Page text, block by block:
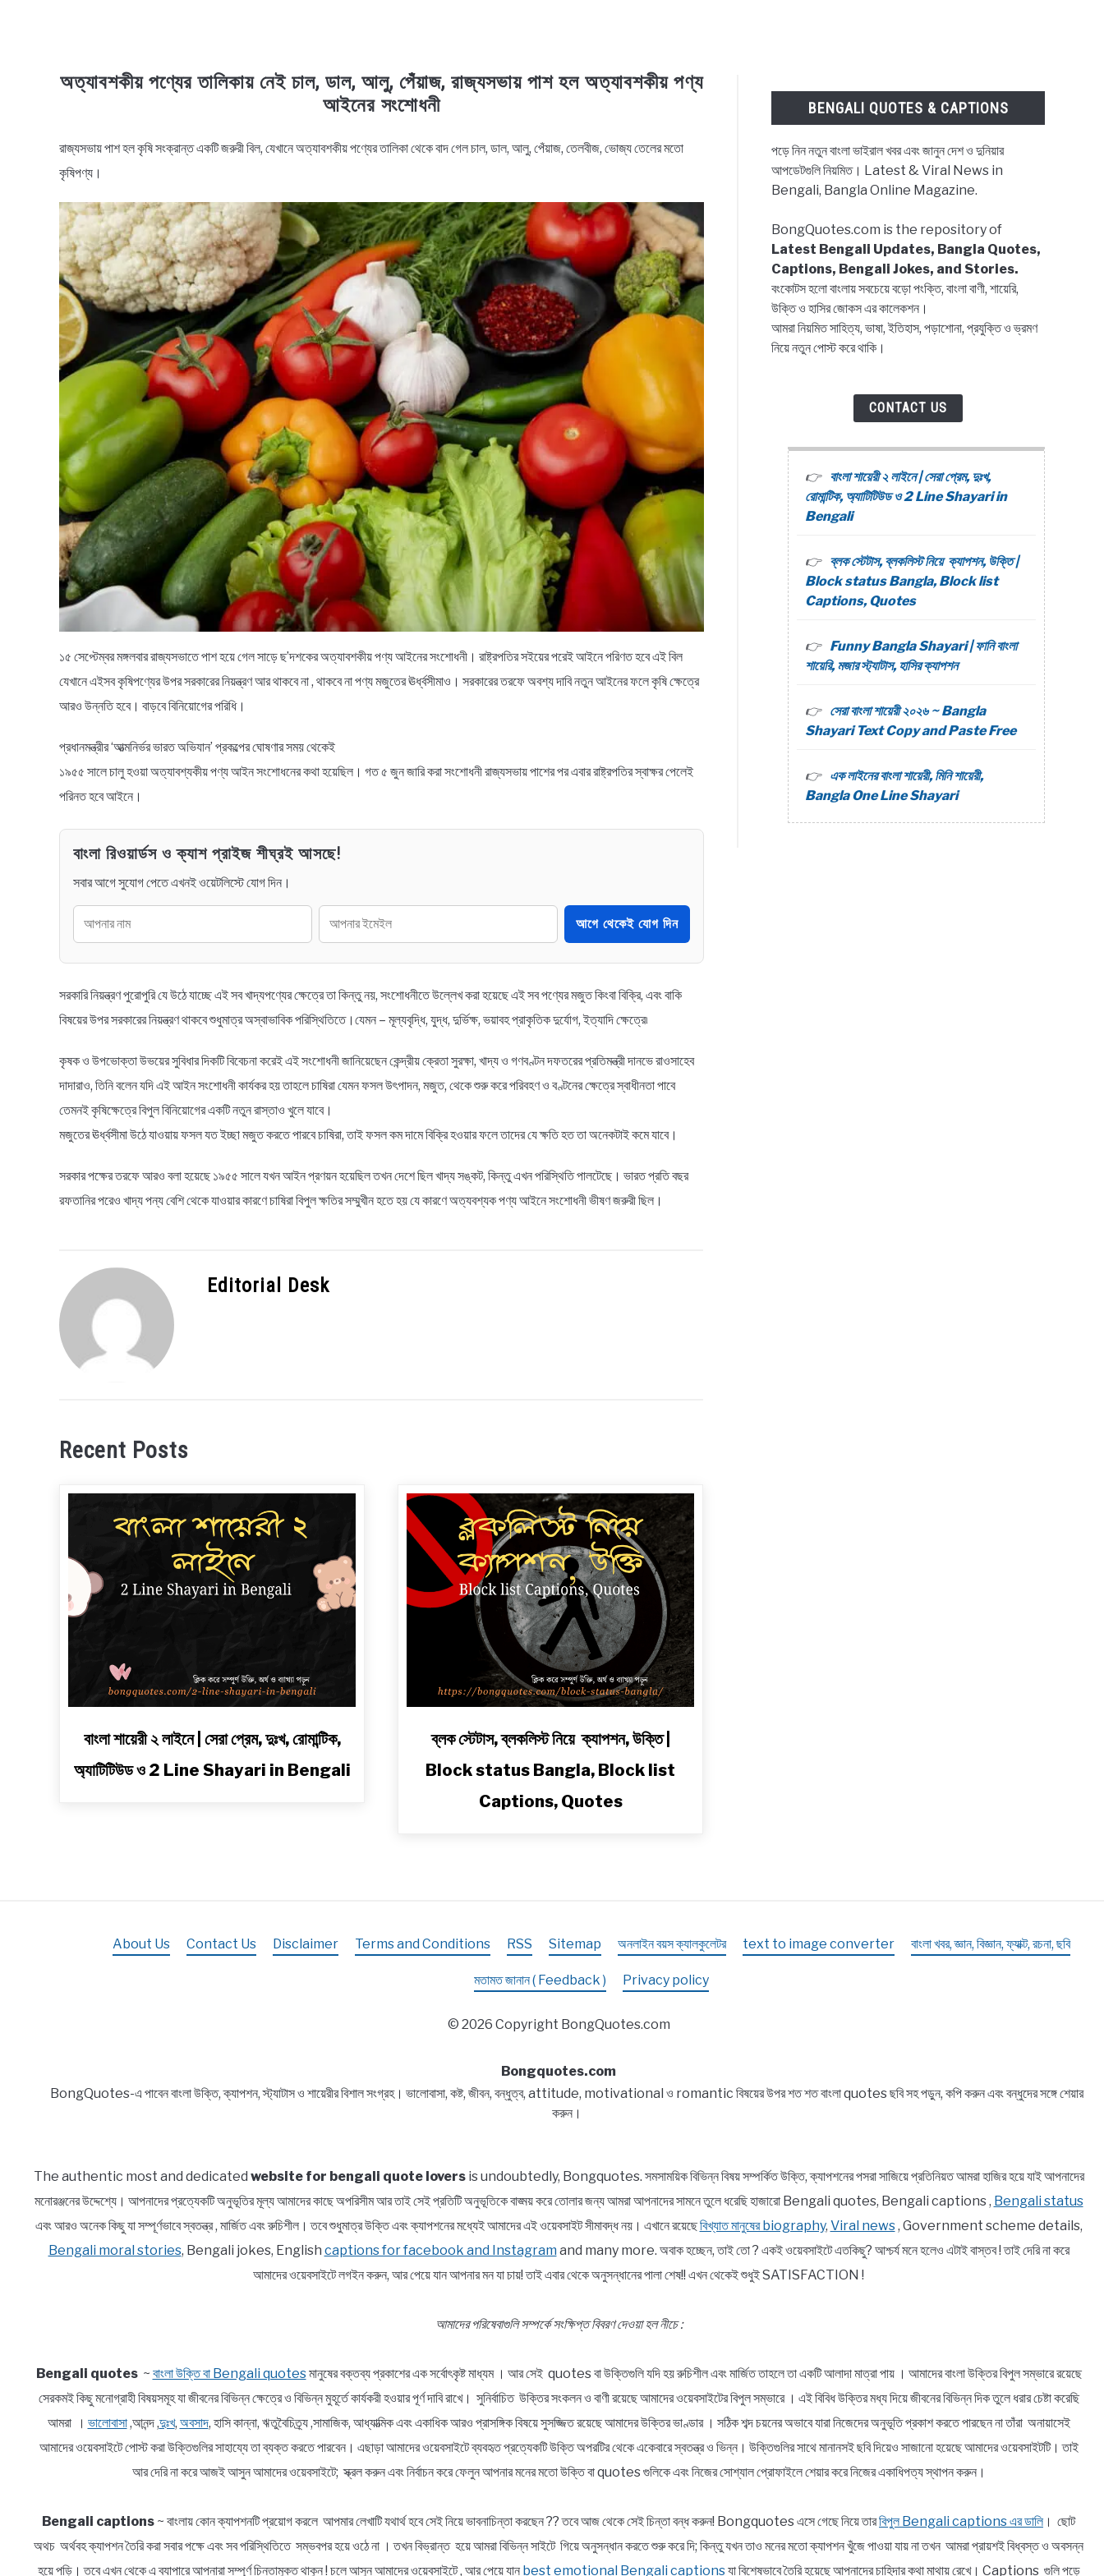
অত্যাবশকীয় পণ্যের তালিকায় নেই চাল, ডাল, আলু, পেঁয়াজ, রাজ্যসভায় পাশ হল অত্যাবশকীয় পণ্য
আইনের সংশোধনী
in
News
রাজ্যসভায় পাশ হল কৃষি সংক্রান্ত একটি জরুরী বিল, যেখানে অত্যাবশকীয় পণ্যের তালিকা থেকে বাদ গেল চাল, ডাল, আলু, পেঁয়াজ, তেলবীজ, ভোজ্য তেলের মতো
কৃষিপণ্য।
১৫ সেপ্টেম্বর মঙ্গলবার রাজ্যসভাতে পাশ হয়ে গেল সাড়ে ছ’দশকের অত্যাবশকীয় পণ্য আইনের সংশোধনী। রাষ্ট্রপতির সইয়ের পরেই আইনে পরিণত হবে এই বিল
যেখানে এইসব কৃষিপণ্যের উপর সরকারের নিয়ন্ত্রণ আর থাকবে না , থাকবে না পণ্য মজুতের ঊর্ধ্বসীমাও। সরকারের তরফে অবশ্য দাবি নতুন আইনের ফলে কৃষি ক্ষেত্রে
আরও উন্নতি হবে। বাড়বে বিনিয়োগের পরিধি।
প্রধানমন্ত্রীর ‘আত্মনির্ভর ভারত অভিযান’ প্রকল্পের ঘোষণার সময় থেকেই
১৯৫৫ সালে চালু হওয়া অত্যাবশ্যকীয় পণ্য আইন সংশোধনের কথা হয়েছিল। গত ৫ জুন জারি করা সংশোধনী রাজ্যসভায় পাশের পর এবার রাষ্ট্রপতির স্বাক্ষর পেলেই
পরিনত হবে আইনে।
বাংলা রিওয়ার্ডস ও ক্যাশ প্রাইজ শীঘ্রই আসছে!
সবার আগে সুযোগ পেতে এখনই ওয়েটলিস্টে যোগ দিন।
আগে থেকেই যোগ দিন
সরকারি নিয়ন্ত্রণ পুরোপুরি যে উঠে যাচ্ছে এই সব খাদ্যপণ্যের ক্ষেত্রে তা কিন্তু নয়, সংশোধনীতে উল্লেখ করা হয়েছে এই সব পণ্যের মজুত কিংবা বিক্রি, এবং বাকি
বিষয়ের উপর সরকারের নিয়ন্ত্রণ থাকবে শুধুমাত্র অস্বাভাবিক পরিস্থিতিতে।যেমন – মূল্যবৃদ্ধি, যুদ্ধ, দুর্ভিক্ষ, ভয়াবহ প্রাকৃতিক দুর্যোগ, ইত্যাদি ক্ষেত্রে৷
কৃষক ও উপভোক্তা উভয়ের সুবিধার দিকটি বিবেচনা করেই এই সংশোধনী জানিয়েছেন কেন্দ্রীয় ক্রেতা সুরক্ষা, খাদ্য ও গণবণ্টন দফতরের প্রতিমন্ত্রী দানভে রাওসাহেব
দাদারাও, তিনি বলেন যদি এই আইন সংশোধনী কার্যকর হয় তাহলে চাষিরা যেমন ফসল উৎপাদন, মজুত, থেকে শুরু করে পরিবহণ ও বণ্টনের ক্ষেত্রে স্বাধীনতা পাবে
তেমনই কৃষিক্ষেত্রে বিপুল বিনিয়োগের একটি নতুন রাস্তাও খুলে যাবে।
মজুতের ঊর্ধ্বসীমা উঠে যাওয়ায় ফসল যত ইচ্ছা মজুত করতে পারবে চাষিরা, তাই ফসল কম দামে বিক্রি হওয়ার ফলে তাদের যে ক্ষতি হত তা অনেকটাই কমে যাবে।
সরকার পক্ষের তরফে আরও বলা হয়েছে ১৯৫৫ সালে যখন আইন প্রণয়ন হয়েছিল তখন দেশে ছিল খাদ্য সঙ্কট, কিন্তু এখন পরিস্থিতি পালটেছে। ভারত প্রতি বছর
রফতানির পরেও খাদ্য পন্য বেশি থেকে যাওয়ার কারণে চাষিরা বিপুল ক্ষতির সম্মুখীন হতে হয় যে কারণে অত্যবশ্যক পণ্য আইনে সংশোধনী ভীষণ জরুরী ছিল।
Editorial Desk
Recent Posts
link
বাংলা
অ্যাটিটিউড
বাংলা শায়েরী ২ লাইনে | সেরা প্রেম, দুঃখ, রোমান্টিক,
অ্যাটিটিউড ও 2 Line Shayari in Bengali
Bangla,
Quotes
ব্লক স্টেটাস, ব্লকলিস্ট নিয়ে ক্যাপশন, উক্তি |
Block status Bangla, Block list
Captions, Quotes
BENGALI QUOTES & CAPTIONS
পড়ে নিন নতুন বাংলা ভাইরাল খবর এবং জানুন দেশ ও দুনিয়ার
আপডেটগুলি নিয়মিত। Latest & Viral News in
Bengali, Bangla Online Magazine.
BongQuotes.com is the repository of
Latest Bengali Updates, Bangla Quotes,
Captions, Bengali Jokes, and Stories.
বংকোটস হলো বাংলায় সবচেয়ে বড়ো পংক্তি, বাংলা বাণী, শায়েরি,
উক্তি ও হাসির জোকস এর কালেকশন।
আমরা নিয়মিত সাহিত্য, ভাষা, ইতিহাস, পড়াশোনা, প্রযুক্তি ও ভ্রমণ
নিয়ে নতুন পোস্ট করে থাকি।
CONTACT US
বাংলা শায়েরী ২ লাইনে | সেরা প্রেম, দুঃখ,
রোমান্টিক, অ্যাটিটিউড ও 2 Line Shayari in
Bengali
ব্লক স্টেটাস, ব্লকলিস্ট নিয়ে ক্যাপশন, উক্তি |
Block status Bangla, Block list
Captions, Quotes
Funny Bangla Shayari | ফানি বাংলা
শায়েরি, মজার স্ট্যাটাস, হাসির ক্যাপশন
সেরা বাংলা শায়েরী ২০২৬ ~ Bangla
Shayari Text Copy and Paste Free
এক লাইনের বাংলা শায়েরী, মিনি শায়েরী,
Bangla One Line Shayari
About Us Contact Us Disclaimer Terms and Conditions RSS Sitemap অনলাইন বয়স ক্যালকুলেটর text to image converter বাংলা খবর, জ্ঞান, বিজ্ঞান, ফ্যাক্ট, রচনা, ছবি
মতামত জানান ( Feedback ) Privacy policy
© 2026 Copyright BongQuotes.com
Bongquotes.com
BongQuotes-এ পাবেন বাংলা উক্তি, ক্যাপশন, স্ট্যাটাস ও শায়েরীর বিশাল সংগ্রহ। ভালোবাসা, কষ্ট, জীবন, বন্ধুত্ব, attitude, motivational ও romantic বিষয়ের উপর শত শত বাংলা quotes ছবি সহ পড়ুন, কপি করুন এবং বন্ধুদের সঙ্গে শেয়ার
করুন।
The authentic most and dedicated website for bengali quote loversis undoubtedly, Bongquotes. সমসাময়িক বিভিন্ন বিষয় সম্পর্কিত উক্তি, ক্যাপশনের পসরা সাজিয়ে প্রতিনিয়ত আমরা হাজির হয়ে যাই আপনাদের
মনোরঞ্জনের উদ্দেশ্যে। আপনাদের প্রত্যেকটি অনুভূতির মূল্য আমাদের কাছে অপরিসীম আর তাই সেই প্রতিটি অনুভূতিকে বাঙ্ময় করে তোলার জন্য আমরা আপনাদের সামনে তুলে ধরেছি হাজারো Bengali quotes, Bengali captions , Bengali status
এবং আরও অনেক কিছু যা সম্পূর্ণভাবে স্বতন্ত্র , মার্জিত এবং রুচিশীল। তবে শুধুমাত্র উক্তি এবং ক্যাপশনের মধ্যেই আমাদের এই ওয়েবসাইট সীমাবদ্ধ নয়। এখানে রয়েছেবিখ্যাত মানুষের biography, Viral news, Government scheme details,
Bengali moral stories, Bengali jokes, English captions for facebook and Instagram and many more. অবাক হচ্ছেন, তাই তো ? একই ওয়েবসাইটে এতকিছু? আশ্চর্য মনে হলেও এটাই বাস্তব ! তাই দেরি না করে
আমাদের ওয়েবসাইটে লগইন করুন, আর পেয়ে যান আপনার মন যা চায়! তাই এবার থেকে অনুসন্ধানের পালা শেষ!! এখন থেকেই শুধুই SATISFACTION !
আমাদের পরিষেবাগুলি সম্পর্কে সংক্ষিপ্ত বিবরণ দেওয়া হল নীচে :
Bengali quotes~ বাংলা উক্তি বা Bengali quotesমানুষের বক্তব্য প্রকাশের এক সর্বোৎকৃষ্ট মাধ্যম । আর সেই quotes বা উক্তিগুলি যদি হয় রুচিশীল এবং মার্জিত তাহলে তা একটি আলাদা মাত্রা পায় । আমাদের বাংলা উক্তির বিপুল সম্ভারে রয়েছে
সেরকমই কিছু মনোগ্রাহী বিষয়সমূহ যা জীবনের বিভিন্ন ক্ষেত্রে ও বিভিন্ন মুহূর্তে কার্যকরী হওয়ার পূর্ণ দাবি রাখে। সুনির্বাচিত উক্তির সংকলন ও বাণী রয়েছে আমাদের ওয়েবসাইটের বিপুল সম্ভারে । এই বিবিধ উক্তির মধ্য দিয়ে জীবনের বিভিন্ন দিক তুলে ধরার চেষ্টা করেছি
আমরা । ভালোবাসা,আনন্দ ,দুঃখ, অবসাদ, হাসি কান্না, ঋতুবৈচিত্র্য ,সামাজিক, আধ্যাত্মিক এবং একাধিক আরও প্রাসঙ্গিক বিষয়ে সুসজ্জিত রয়েছে আমাদের উক্তির ভাণ্ডার । সঠিক শব্দ চয়নের অভাবে যারা নিজেদের অনুভূতি প্রকাশ করতে পারছেন না তাঁরা অনায়াসেই
আমাদের ওয়েবসাইটে পোস্ট করা উক্তিগুলির সাহায্যে তা ব্যক্ত করতে পারবেন। এছাড়া আমাদের ওয়েবসাইটে ব্যবহৃত প্রত্যেকটি উক্তি অপরটির থেকে একেবারে স্বতন্ত্র ও ভিন্ন। উক্তিগুলির সাথে মানানসই ছবি দিয়েও সাজানো হয়েছে আমাদের ওয়েবসাইটটি। তাই
আর দেরি না করে আজই আসুন আমাদের ওয়েবসাইটে; স্ক্রল করুন এবং নির্বাচন করে ফেলুন আপনার মনের মতো উক্তি বা quotes গুলিকে এবং নিজের সোশ্যাল প্রোফাইলে শেয়ার করে নিজের একাধিপত্য স্থাপন করুন।
Bengali captions ~ বাংলায় কোন ক্যাপশনটি প্রয়োগ করলে আপমার লেখাটি যথার্থ হবে সেই নিয়ে ভাবনাচিন্তা করছেন ?? তবে আজ থেকে সেই চিন্তা বন্ধ করুন! Bongquotes এসে গেছে নিয়ে তারবিপুল Bengali captions এর ডালি। ছোট
অথচ অর্থবহ ক্যাপশন তৈরি করা সবার পক্ষে এবং সব পরিস্থিতিতে সম্ভবপর হয়ে ওঠে না । তখন বিভ্রান্ত হয়ে আমরা বিভিন্ন সাইটে গিয়ে অনুসন্ধান করতে শুরু করে দি; কিন্তু যখন তাও মনের মতো ক্যাপশন খুঁজে পাওয়া যায় না তখন আমরা প্রায়শই বিধ্বস্ত ও অবসন্ন
হয়ে পড়ি। তবে এখন থেকে এ ব্যাপারে আপনারা সম্পূর্ণ চিন্তামুক্ত থাকুন ! চলে আসুন আমাদের ওয়েবসাইটে , আর পেয়ে যান best emotional Bengali captionsযা বিশেষভাবে তৈরি হয়েছে আপনাদের চাহিদার কথা মাথায় রেখে। Captions গুলি পড়ে